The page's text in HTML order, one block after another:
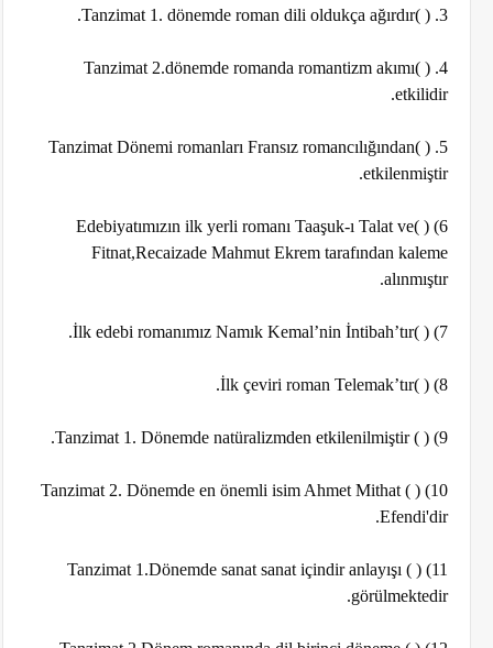
3. ( )Tanzimat 1. dönemde roman dili oldukça ağırdır.
4. ( )Tanzimat 2.dönemde romanda romantizm akımı
etkilidir.
5. ( )Tanzimat Dönemi romanları Fransız romancılığından
etkilenmiştir.
6) ( )Edebiyatımızın ilk yerli romanı Taaşuk-ı Talat ve
Fitnat,Recaizade Mahmut Ekrem tarafından kaleme
alınmıştır.
7) ( )İlk edebi romanımız Namık Kemal’nin İntibah’tır.
8) ( )İlk çeviri roman Telemak’tır.
9) ( ) Tanzimat 1. Dönemde natüralizmden etkilenilmiştir.
10) ( ) Tanzimat 2. Dönemde en önemli isim Ahmet Mithat
Efendi'dir.
11) ( ) Tanzimat 1.Dönemde sanat sanat içindir anlayışı
görülmektedir.